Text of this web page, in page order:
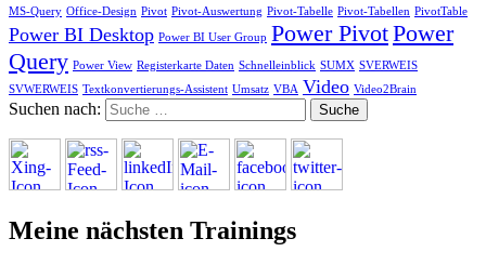
MS-Query Office-Design Pivot Pivot-Auswertung Pivot-Tabelle Pivot-Tabellen PivotTable
Power BI Desktop Power BI User Group Power PivotPower
Query Power View Registerkarte Daten Schnelleinblick SUMX SVERWEIS
SVWERWEIS Textkonvertierungs-Assistent Umsatz VBA Video Video2Brain
Suchen nach:
Meine nächsten Trainings